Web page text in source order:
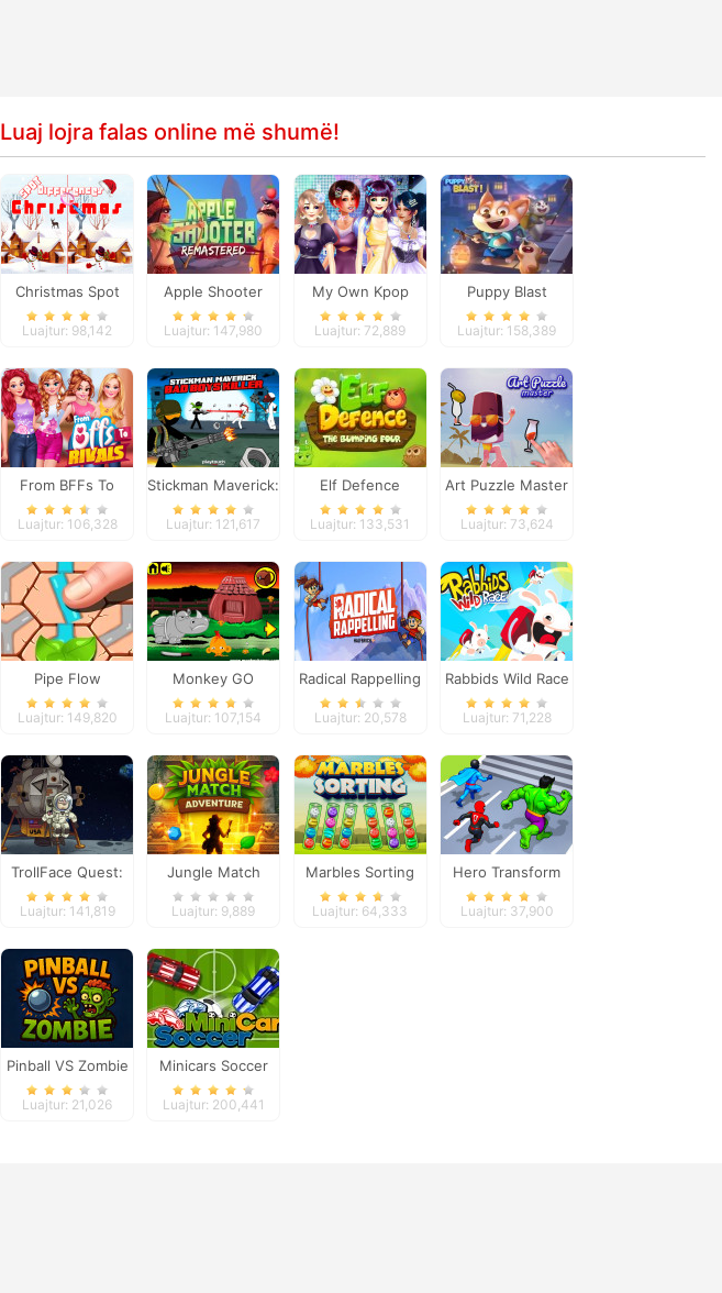
Luaj lojra falas online më shumë!
Christmas Spot
Differences
Luajtur: 98,142
Apple Shooter
Remastered
Luajtur: 147,980
My Own Kpop
Band
Luajtur: 72,889
Puppy Blast
Luajtur: 158,389
From BFFs To
Rivals
Luajtur: 106,328
Stickman Maverick:
Bad Boys Killer
Luajtur: 121,617
Elf Defence
Luajtur: 133,531
Art Puzzle Master
Luajtur: 73,624
Pipe Flow
Luajtur: 149,820
Monkey GO
Happy: Stage 3
Luajtur: 107,154
Radical Rappelling
Luajtur: 20,578
Rabbids Wild Race
Luajtur: 71,228
TrollFace Quest:
USA 1
Luajtur: 141,819
Jungle Match
Adventures
Luajtur: 9,889
Marbles Sorting
Luajtur: 64,333
Hero Transform
Race
Luajtur: 37,900
Pinball VS Zombie
Luajtur: 21,026
Minicars Soccer
Luajtur: 200,441